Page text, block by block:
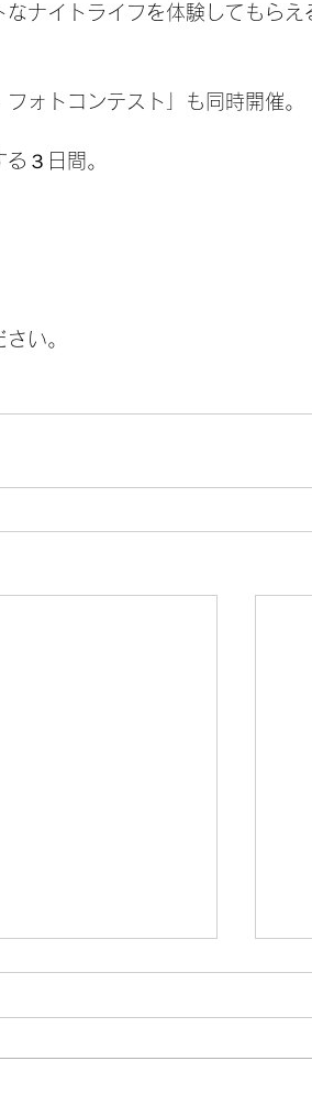
ナイトライフを体験してもらえ
ォトコンテスト」も同時開催。
３日間。
い。